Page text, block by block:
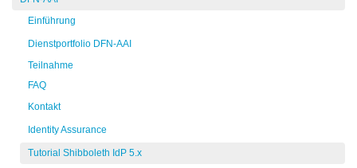
Einführung
Dienstportfolio DFN-AAI
Teilnahme
FAQ
Kontakt
Identity Assurance
Tutorial Shibboleth IdP 5.x